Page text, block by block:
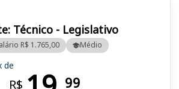
Técnico - Legislativo
R$ 1.765,00 Médio
de
R$ 99